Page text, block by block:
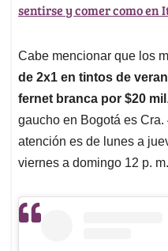
sentirse y comer como en
Cabe mencionar que los
de 2x1 en tintos de
fernet branca por $20 mil
gaucho en Bogotá es
atención es de lunes a
viernes a domingo 12 p.